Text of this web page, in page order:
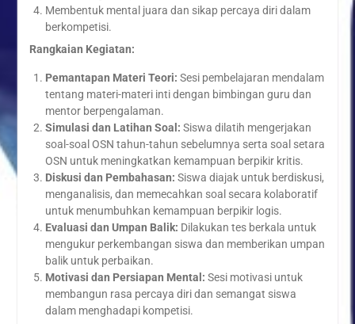
Membentuk mental juara dan sikap percaya diri dalam
berkompetisi.
Rangkaian Kegiatan:
Pemantapan Materi Teori: Sesi pembelajaran mendalam
tentang materi-materi inti dengan bimbingan guru dan
mentor berpengalaman.
Simulasi dan Latihan Soal: Siswa dilatih mengerjakan
soal-soal OSN tahun-tahun sebelumnya serta soal setara
OSN untuk meningkatkan kemampuan berpikir kritis.
Diskusi dan Pembahasan: Siswa diajak untuk berdiskusi,
menganalisis, dan memecahkan soal secara kolaboratif
untuk menumbuhkan kemampuan berpikir logis.
Evaluasi dan Umpan Balik: Dilakukan tes berkala untuk
mengukur perkembangan siswa dan memberikan umpan
balik untuk perbaikan.
Motivasi dan Persiapan Mental: Sesi motivasi untuk
membangun rasa percaya diri dan semangat siswa
dalam menghadapi kompetisi.